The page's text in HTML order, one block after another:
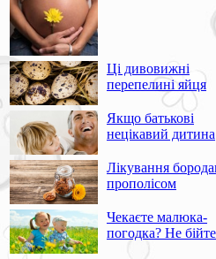
Ці дивовижні
перепелині яйця
Якщо батькові
нецікавий дитина
Лікування
прополісом
Чекаєте малюка-
погодка? Не